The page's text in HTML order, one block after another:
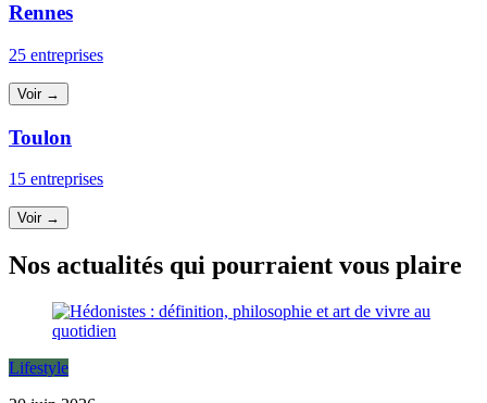
Rennes
25 entreprises
Voir →
Toulon
15 entreprises
Voir →
Nos actualités qui pourraient vous plaire
Lifestyle